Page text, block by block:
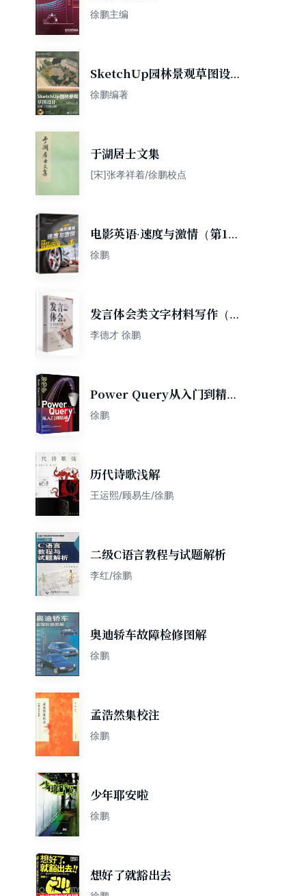
徐鹏主编
SketchUp园林景观草图设计
基础与实例详解
徐鹏编著
于湖居士文集
[宋]张孝祥着/徐鹏校点
电影英语·速度与激情（第1
辑）
徐鹏
发言体会类文字材料写作（修
订版）/政治机关常用文字材料
李德才 徐鹏
Power Query从入门到精通
从社区数百万技术交流贴中挖
徐鹏
历代诗歌浅解
王运熙/顾易生/徐鹏
二级C语言教程与试题解析
李红/徐鹏
奥迪轿车故障检修图解
徐鹏
孟浩然集校注
徐鹏
少年耶安啦
徐鹏
想好了就豁出去